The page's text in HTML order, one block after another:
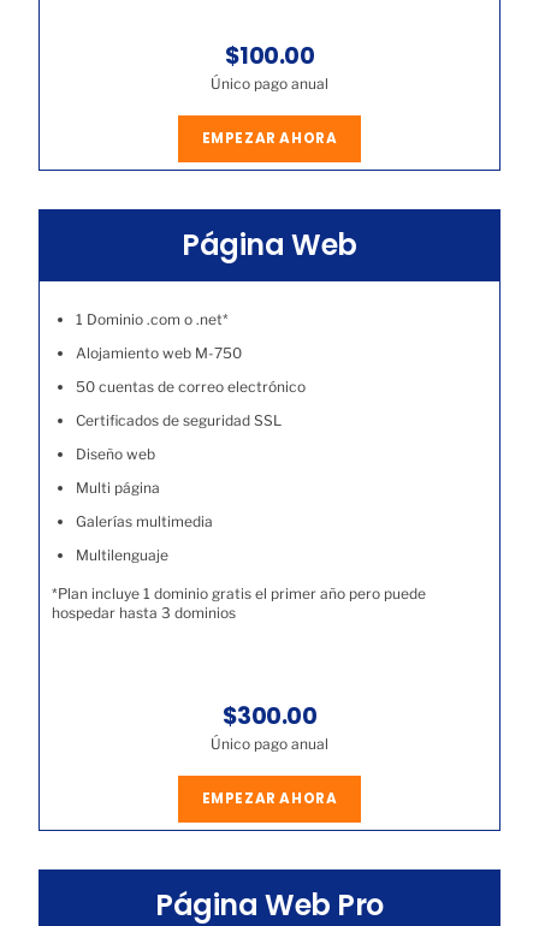
$100.00
Único pago anual
EMPEZAR AHORA
Página Web
1 Dominio .com o .net*
Alojamiento web M-750
50 cuentas de correo electrónico
Certificados de seguridad SSL
Diseño web
Multi página
Galerías multimedia
Multilenguaje
*Plan incluye 1 dominio gratis el primer año pero puede
hospedar hasta 3 dominios
$300.00
Único pago anual
EMPEZAR AHORA
Página Web Pro